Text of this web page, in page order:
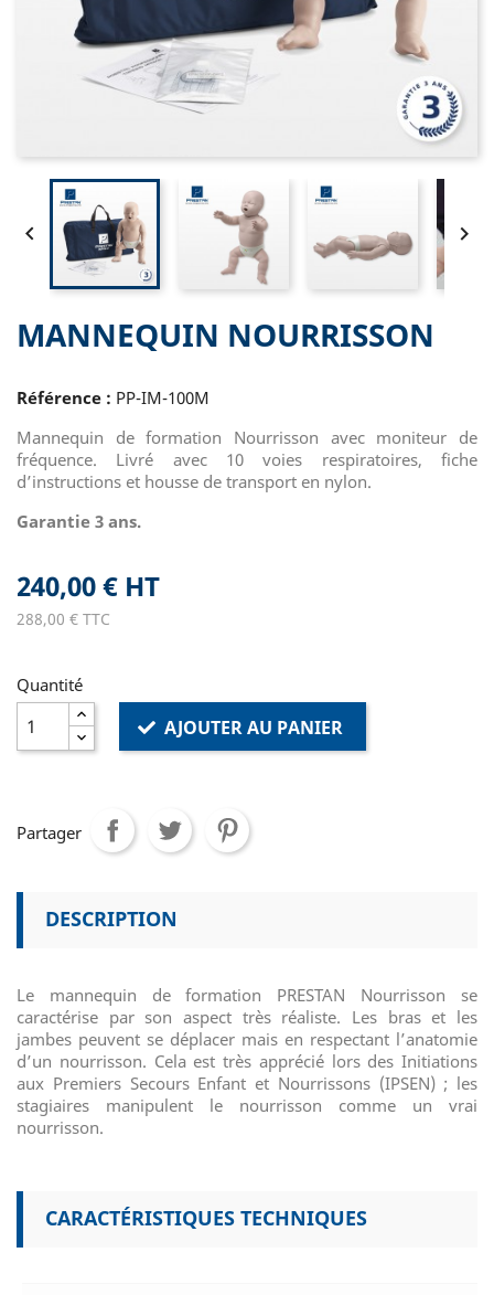
 
MANNEQUIN NOURRISSON
Référence : PP-IM-100M
Mannequin de formation Nourrisson avec moniteur de
fréquence. Livré avec 10 voies respiratoires, fiche
d’instructions et housse de transport en nylon.
Garantie 3 ans.
240,00 € HT
288,00 € TTC
Quantité
AJOUTER AU PANIER
Partager
DESCRIPTION
Le mannequin de formation PRESTAN Nourrisson se
caractérise par son aspect très réaliste. Les bras et les
jambes peuvent se déplacer mais en respectant l’anatomie
d’un nourrisson. Cela est très apprécié lors des Initiations
aux Premiers Secours Enfant et Nourrissons (IPSEN) ; les
stagiaires manipulent le nourrisson comme un vrai
nourrisson.
CARACTÉRISTIQUES TECHNIQUES